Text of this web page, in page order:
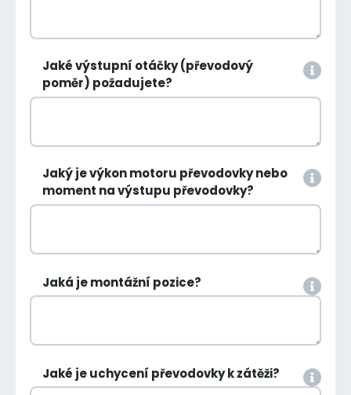
Jaké výstupní otáčky (převodový
poměr) požadujete?
Jaký je výkon motoru převodovky nebo
moment na výstupu převodovky?
Jaká je montážní pozice?
Jaké je uchycení převodovky k zátěži?